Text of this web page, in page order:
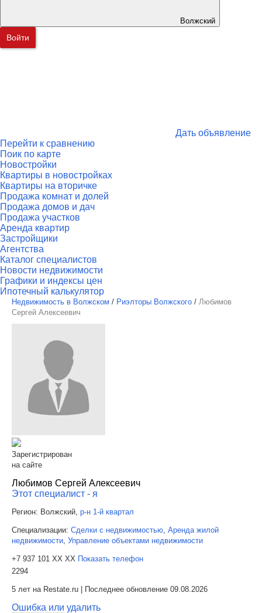
Волжский
Войти
Дать объявление
Перейти к сравнению
Поик по карте
Новостройки
Квартиры в новостройках
Квартиры на вторичке
Продажа комнат и долей
Продажа домов и дач
Продажа участков
Аренда квартир
Застройщики
Агентства
Каталог специалистов
Новости недвижимости
Графики и индексы цен
Ипотечный калькулятор
Недвижимость в Волжском / Риэлторы Волжского / Любимов
Сергей Алексеевич
Зарегистрирован
на сайте
Любимов Сергей Алексеевич
Этот специалист - я
Регион: Волжский, р-н 1-й квартал
Специализации: Сделки с недвижимостью, Аренда жилой
недвижимости, Управление объектами недвижимости
+7 937 101 XX XX Показать телефон
2294
5 лет на Restate.ru | Последнее обновление 09.08.2026
Ошибка или удалить